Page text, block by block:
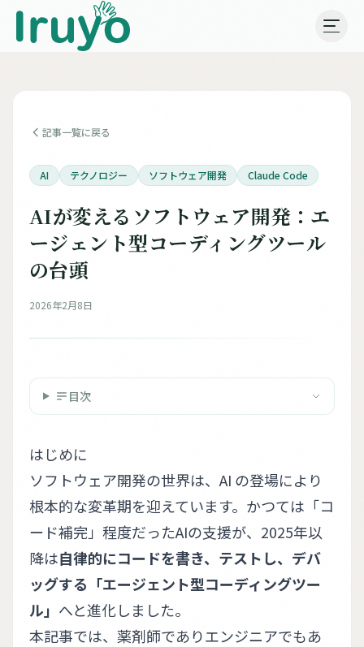
記事一覧に戻る
AI テクノロジー ソフトウェア開発 Claude Code
AIが変えるソフトウェア開発：エ
ージェント型コーディングツール
の台頭
2026年2月8日
目次
はじめに
ソフトウェア開発の世界は、AI の登場により
根本的な変革期を迎えています。かつては「コ
ード補完」程度だったAIの支援が、2025年以
降は自律的にコードを書き、テストし、デバ
ッグする「エージェント型コーディングツー
ル」 へと進化しました。
本記事では、薬剤師でありエンジニアでもあ